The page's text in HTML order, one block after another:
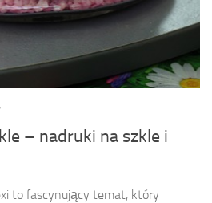
– nadruki na szkle i
to fascynujący temat, który